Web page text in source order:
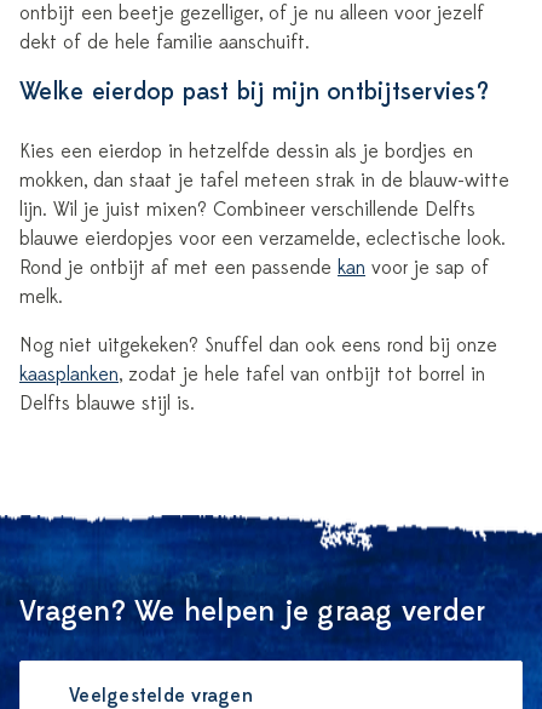
ontbijt een beetje gezelliger, of je nu alleen voor jezelf
dekt of de hele familie aanschuift.
Welke eierdop past bij mijn ontbijtservies?
Kies een eierdop in hetzelfde dessin als je bordjes en
mokken, dan staat je tafel meteen strak in de blauw-witte
lijn. Wil je juist mixen? Combineer verschillende Delfts
blauwe eierdopjes voor een verzamelde, eclectische look.
Rond je ontbijt af met een passende kan voor je sap of
melk.
Nog niet uitgekeken? Snuffel dan ook eens rond bij onze
kaasplanken, zodat je hele tafel van ontbijt tot borrel in
Delfts blauwe stijl is.
Vragen? We helpen je graag verder
Veelgestelde vragen